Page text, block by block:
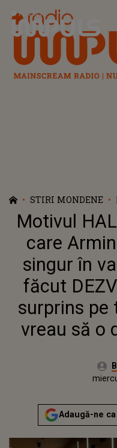
Radio Impuls
STIRI MONDENE
Motivul
care
singur în
făcut
surprins pe
vreau să o
Adaugă-ne